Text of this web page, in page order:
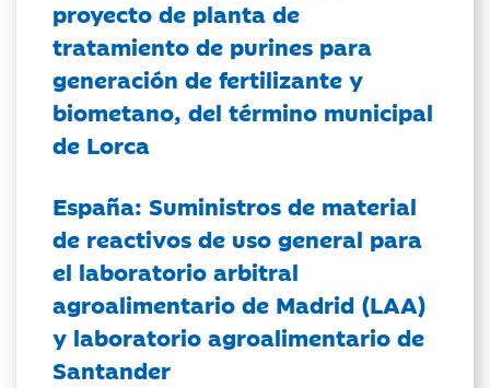
proyecto de planta de
tratamiento de purines para
generación de fertilizante y
biometano, del término municipal
de Lorca
España: Suministros de material
de reactivos de uso general para
el laboratorio arbitral
agroalimentario de Madrid (LAA)
y laboratorio agroalimentario de
Santander